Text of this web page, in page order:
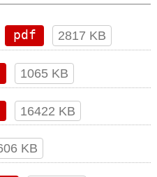
pdf 2817 KB
1065 KB
16422 KB
KB